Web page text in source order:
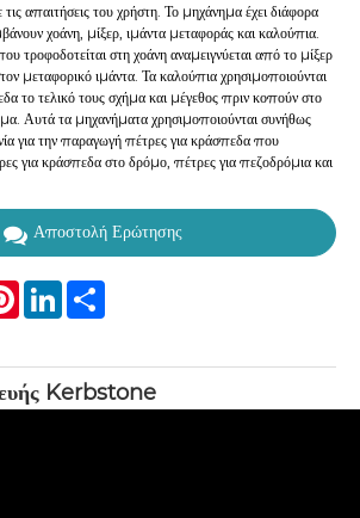
απαιτήσεις του χρήστη. Το μηχάνημα έχει διάφορα
χοάνη, μίξερ, ιμάντα μεταφοράς και καλούπια.
τροφοδοτείται στη χοάνη αναμειγνύεται από το μίξερ
μεταφορικό ιμάντα. Τα καλούπια χρησιμοποιούνται
το τελικό τους σχήμα και μέγεθος πριν κοπούν στο
Αυτά τα μηχανήματα χρησιμοποιούνται συνήθως
για την παραγωγή πέτρες για κράσπεδα που
για κράσπεδα στο δρόμο, πέτρες για πεζοδρόμια και
Αποστολή Ερώτησης
PinterestLinkedIn
Kerbstone